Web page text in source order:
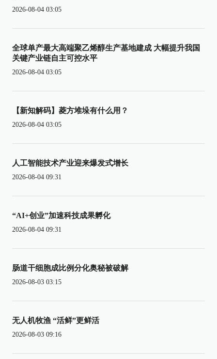
2026-08-04 03:05
全球单产最大高端聚乙烯醇生产基地建成 大幅提升我国
关键产业链自主可控水平
2026-08-04 03:05
【新知解码】菱方堆垛有什么用？
2026-08-04 03:05
人工智能技术产业迎来爆发式增长
2026-08-04 09:31
“AI+创业”加速科技成果孵化
2026-08-04 09:31
肠道干细胞成比例分化奥秘被破解
2026-08-03 03:15
无人机牧渔 “活鲜”更鲜活
2026-08-03 09:16